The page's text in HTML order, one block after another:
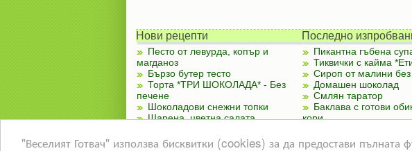
"Веселият Готвач" използва бисквитки (cookies) за да предостави пълната
Нови рецепти
Песто от левурда, копър и
магданоз
Бързо бутер тесто
Торта *ТРИ ШОКОЛАДА* - Без
печене
Шоколадови снежни топки
Шарена, цветна салата
Лятно ястие със зеленчуци
Последно
Пикантна гъбена
Тиквички с кайма
Сироп от малини
Домашен шоколад
Смлян таратор
Баклава с готови
кори
За реклама| За контакти|